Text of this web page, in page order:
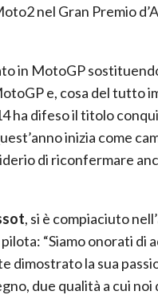
nel Gran Premio
in MotoGP
e, cosa del tutto
ha difeso il titolo
inizia come
di riconfermare
, si è compiaciuto
“Siamo onorati di
la sua
due qualità a cui